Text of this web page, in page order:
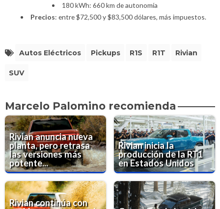
180 kWh: 660 km de autonomía
Precios: entre $72,500 y $83,500 dólares, más impuestos.
Autos Eléctricos Pickups R1S R1T Rivian
SUV
Marcelo Palomino recomienda
Rivian anuncia nueva
planta, pero retrasa
las versiones más
potente...
Rivian inicia la
producción de la RT1
en Estados Unidos
Rivian continúa con